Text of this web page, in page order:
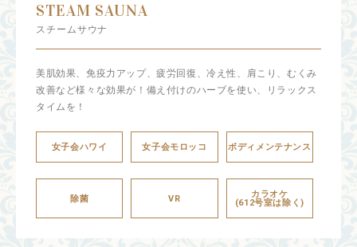
STEAM SAUNA
スチームサウナ
美肌効果、免疫力アップ、疲労回復、冷え性、肩こり、むくみ
改善など様々な効果が！備え付けのハーブを使い、リラックス
タイムを！
女子会ハワイ 女子会モロッコ ボディメンテナンス
除菌 VR
カラオケ
(612号室は除く)